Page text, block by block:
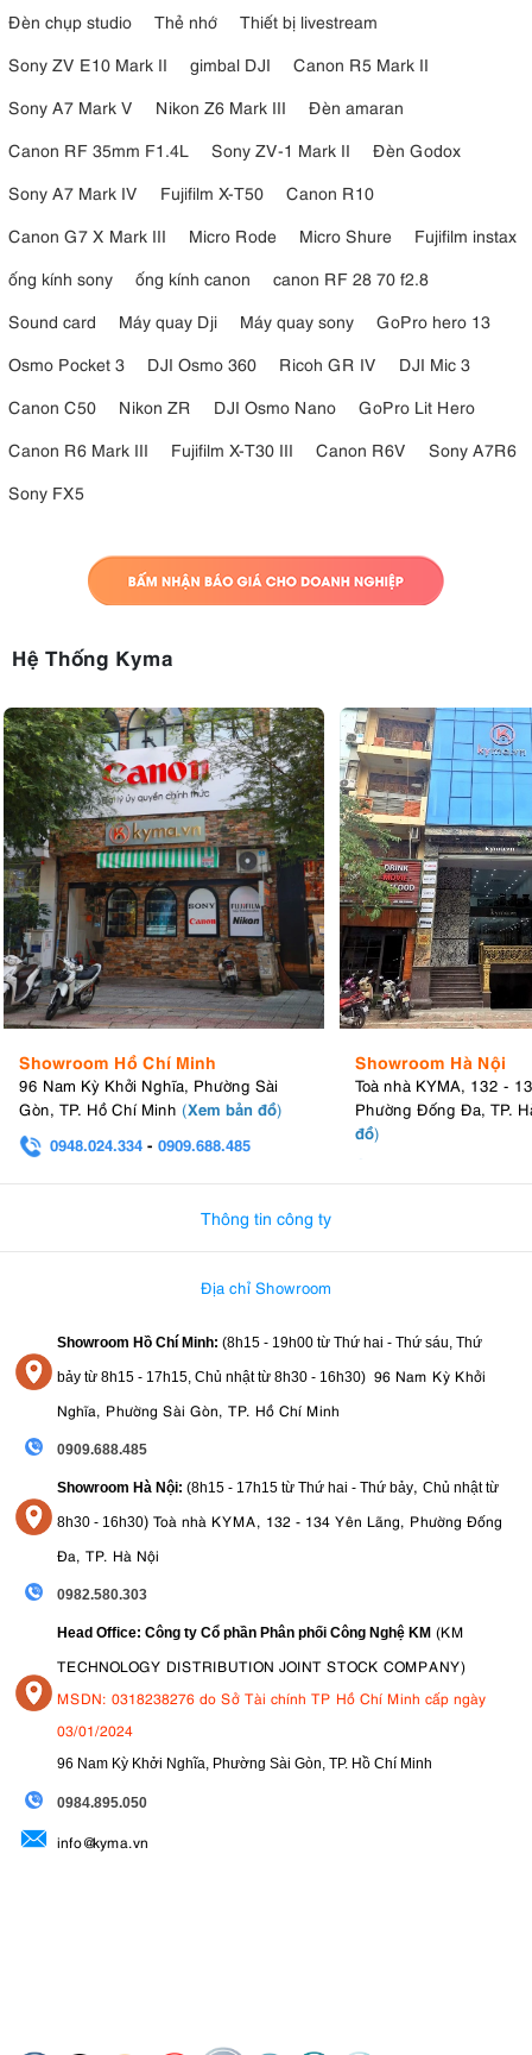
Đèn chụp studio
Thẻ nhớ
Thiết bị livestream
Sony ZV E10 Mark II
gimbal DJI
Canon R5 Mark II
Sony A7 Mark V
Nikon Z6 Mark III
Đèn amaran
Canon RF 35mm F1.4L
Sony ZV-1 Mark II
Đèn Godox
Sony A7 Mark IV
Fujifilm X-T50
Canon R10
Canon G7 X Mark III
Micro Rode Micro Shure
Fujifilm instax
ống kính sony
ống kính canon
canon RF 28 70 f2.8
Sound card
Máy quay Dji Máy quay sony
GoPro hero 13
Osmo Pocket 3
DJI Osmo 360 Ricoh GR IV
DJI Mic 3
Canon C50
Nikon ZR DJI Osmo Nano
GoPro Lit Hero
Canon R6 Mark III
Fujifilm X-T30 III Canon R6V
Sony A7R6
Sony FX5
Hệ Thống Kyma
Showroom Hồ Chí Minh
96 Nam Kỳ Khởi Nghĩa, Phường Sài
Gòn, TP. Hồ Chí Minh (Xem bản đồ)
0948.024.334 - 0909.688.485
Showroom Hà Nội
Toà nhà KYMA, 132 -
Phường Đống Đa, TP.
đồ)
Thông tin công ty
Địa chỉ Showroom
Showroom Hồ Chí Minh: (8h15 - 19h00 từ Thứ hai - Thứ sáu, Thứ
bảy từ 8h15 - 17h15, Chủ nhật từ 8h30 - 16h30) 96 Nam Kỳ Khởi
Nghĩa, Phường Sài Gòn, TP. Hồ Chí Minh
0909.688.485
Showroom Hà Nội: (8h15 - 17h15 từ Thứ hai - Thứ bảy, Chủ nhật từ
8h30 - 16h30) Toà nhà KYMA, 132 - 134 Yên Lãng, Phường Đống
Đa, TP. Hà Nội
0982.580.303
Head Office: Công ty Cổ phần Phân phối Công Nghệ KM (KM
TECHNOLOGY DISTRIBUTION JOINT STOCK COMPANY)
MSDN: 0318238276 do Sở Tài chính TP Hồ Chí Minh cấp ngày
03/01/2024
96 Nam Kỳ Khởi Nghĩa, Phường Sài Gòn, TP. Hồ Chí Minh
0984.895.050
info@kyma.vn